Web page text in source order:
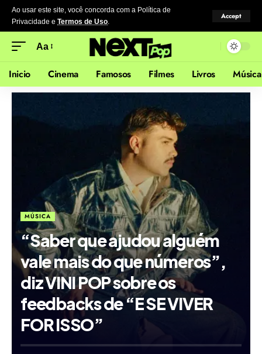
Ao usar este site, você concorda com a Política de
Privacidade e Termos de Uso.
Accept
Aa
Inicio Cinema Famosos Filmes Livros Música
MÚSICA
“Saber que ajudou alguém
vale mais do que números”,
diz VINI POP sobre os
feedbacks de “E SE VIVER
FOR ISSO”